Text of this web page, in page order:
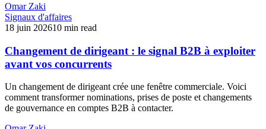
Omar Zaki
Signaux d'affaires
18 juin 202610 min read
Changement de dirigeant : le signal B2B à exploiter
avant vos concurrents
Un changement de dirigeant crée une fenêtre commerciale. Voici
comment transformer nominations, prises de poste et changements
de gouvernance en comptes B2B à contacter.